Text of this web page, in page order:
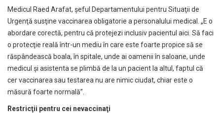
Medicul Raed Arafat, şeful Departamentului pentru Situaţii de
Urgenţă susţine vaccinarea obligatorie a personalului medical. „E o
abordare corectă, pentru că protejezi inclusiv pacientul aici. Să faci
o protecţie reală într-un mediu în care este foarte propice să se
răspândească boala, în spitale, unde ai oamenii în saloane, unde
medicul şi asistenta se plimbă de la un pacient la altul, faptul că
cer vaccinarea sau testarea nu are nimic ciudat, chiar este o
măsură foarte normală”.
Restricţii pentru cei nevaccinaţi